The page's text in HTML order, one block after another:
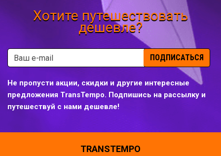
Хотите путешествовать
дешевле?
ПОДПИСАТЬСЯ
Не пропусти акции, скидки и другие интересные
предложения TransTempo. Подпишись на рассылку и
путешествуй с нами дешевле!
TRANSTEMPO